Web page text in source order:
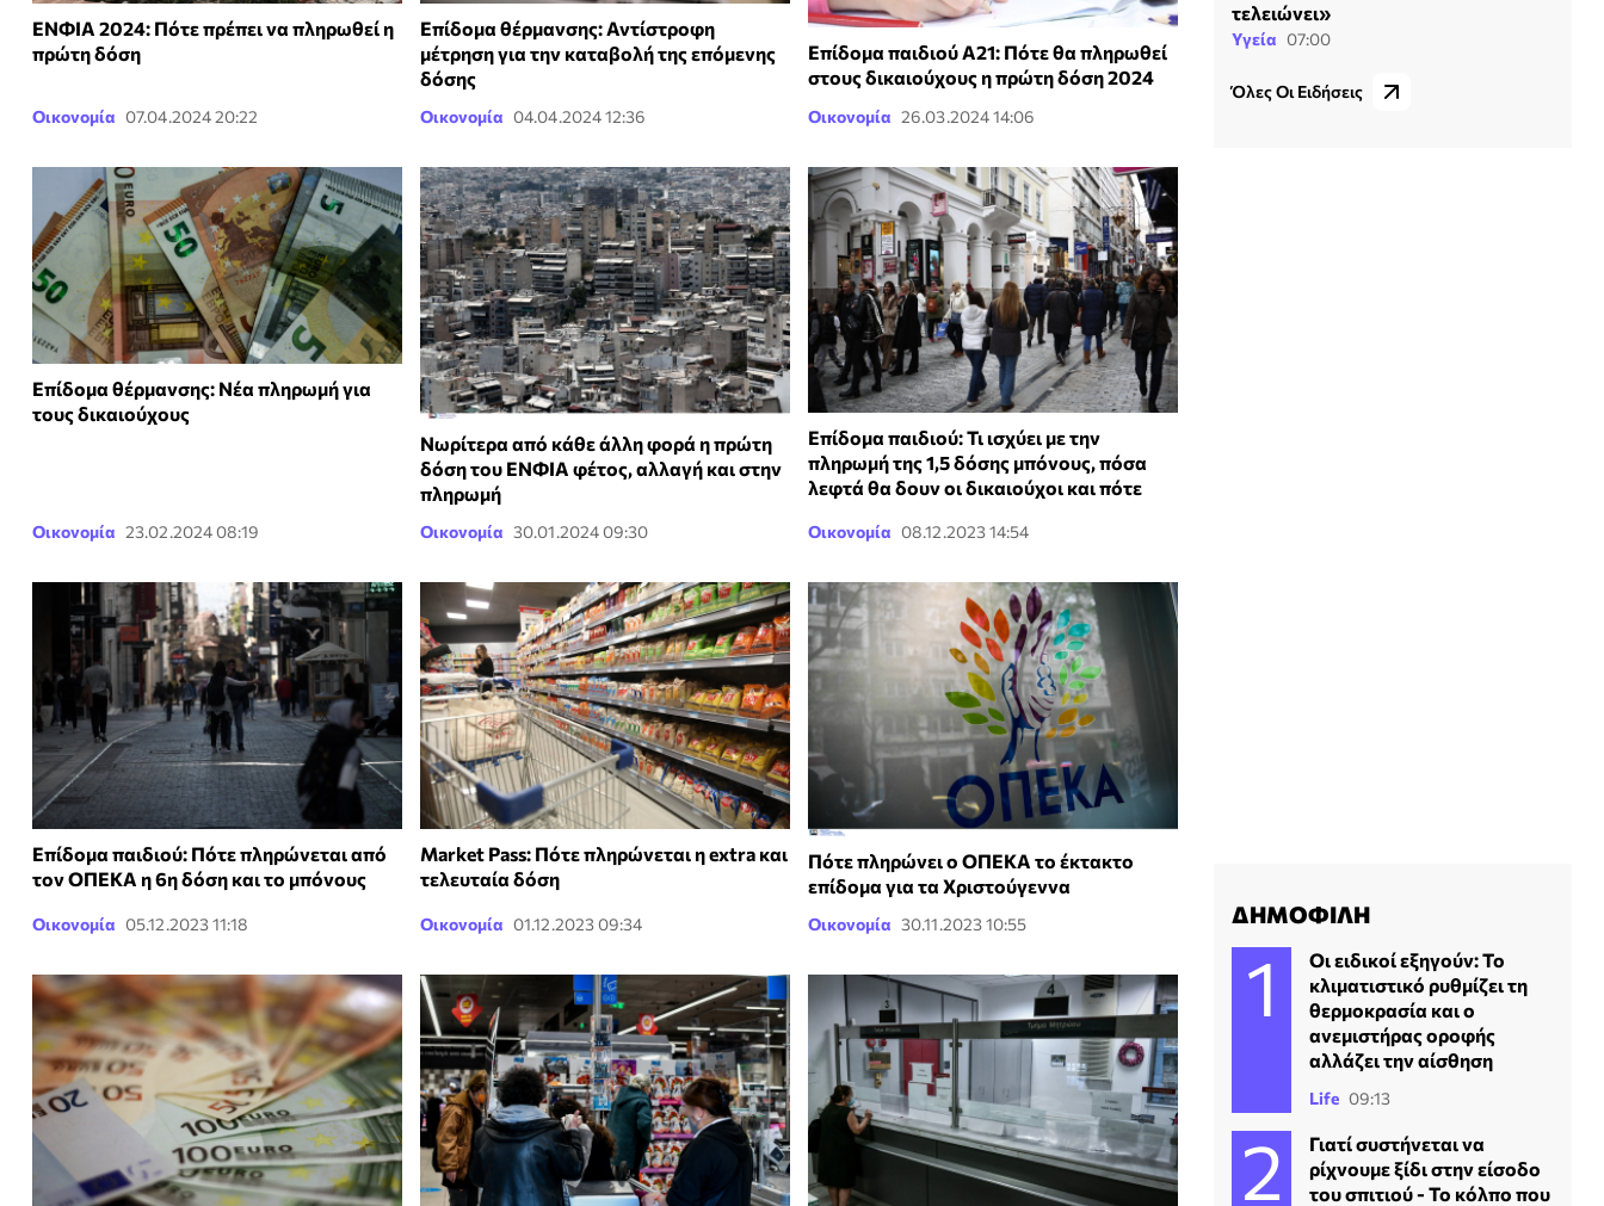
ΕΝΦΙΑ 2024: Πότε πρέπει να πληρωθεί η
πρώτη δόση
Οικονομία 07.04.2024 20:22
Επίδομα θέρμανσης: Αντίστροφη
μέτρηση για την καταβολή της επόμενης
δόσης
Οικονομία 04.04.2024 12:36
Επίδομα παιδιού Α21: Πότε θα πληρωθεί
στους δικαιούχους η πρώτη δόση 2024
Οικονομία 26.03.2024 14:06
Επίδομα θέρμανσης: Nέα πληρωμή για
τους δικαιούχους
Οικονομία 23.02.2024 08:19
Νωρίτερα από κάθε άλλη φορά η πρώτη
δόση του ΕΝΦΙΑ φέτος, αλλαγή και στην
πληρωμή
Οικονομία 30.01.2024 09:30
Επίδομα παιδιού: Τι ισχύει με την
πληρωμή της 1,5 δόσης μπόνους, πόσα
λεφτά θα δουν οι δικαιούχοι και πότε
Οικονομία 08.12.2023 14:54
Επίδομα παιδιού: Πότε πληρώνεται από
τον ΟΠΕΚΑ η 6η δόση και το μπόνους
Οικονομία 05.12.2023 11:18
Market Pass: Πότε πληρώνεται η extra και
τελευταία δόση
Οικονομία 01.12.2023 09:34
Πότε πληρώνει ο ΟΠΕΚΑ το έκτακτο
επίδομα για τα Χριστούγεννα
Οικονομία 30.11.2023 10:55
τελειώνει»
Υγεία 07:00
Όλες Οι Ειδήσεις
ΔΗΜΟΦΙΛΗ
Οι ειδικοί εξηγούν: Το
κλιματιστικό ρυθμίζει τη
θερμοκρασία και ο
ανεμιστήρας οροφής
αλλάζει την αίσθηση
Life 09:13
Γιατί συστήνεται να
ρίχνουμε ξίδι στην είσοδο
του σπιτιού - Το κόλπο που